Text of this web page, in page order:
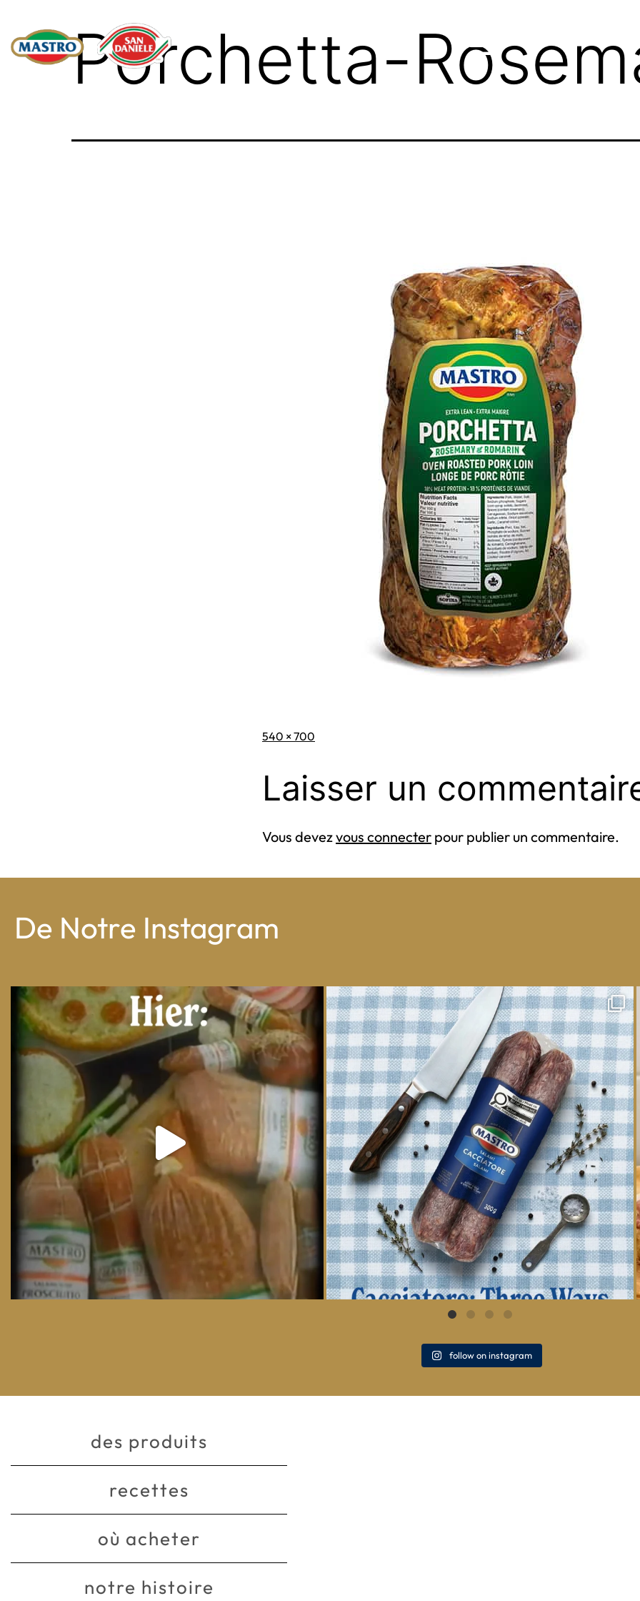
Porchetta-
Taille
540 × 700
Laisser un
Vous devezvous connecter pour publier un commentaire.
De Notre Instagram
From wood-paneled basements to candlelit condo...
8 0
One whole Mastro® Cacciatore Salami, so many
ways...
16 0
follow on instagram
des produits
recettes
où acheter
notre histoire